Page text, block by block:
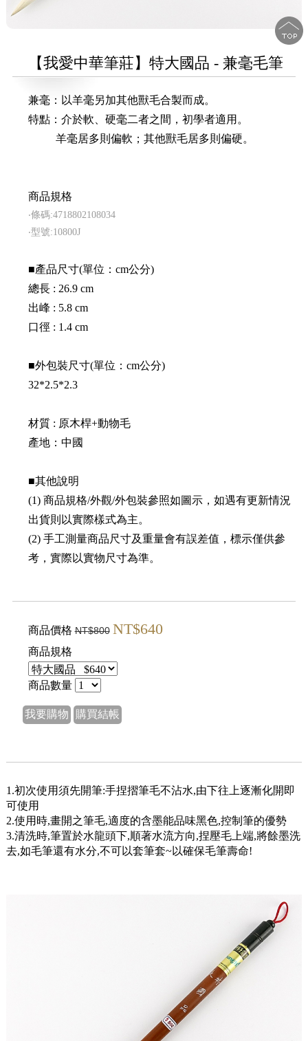
【我愛中華筆莊】特大國品 - 兼毫毛筆
兼毫：以羊毫另加其他獸毛合製而成。
特點：介於軟、硬毫二者之間，初學者適用。
羊毫居多則偏軟；其他獸毛居多則偏硬。
商品規格
‧條碼:4718802108034
‧型號:10800J
■產品尺寸(單位：cm公分)
總長 : 26.9 cm
出峰 : 5.8 cm
口徑 : 1.4 cm
■外包裝尺寸(單位：cm公分)
32*2.5*2.3
材質 : 原木桿+動物毛
產地：中國
■其他說明
(1) 商品規格/外觀/外包裝參照如圖示，如遇有更新情況
出貨則以實際樣式為主。
(2) 手工測量商品尺寸及重量會有誤差值，標示僅供參
考，實際以實物尺寸為準。
商品價格NT$800 NT$640
商品規格
商品數量
我要購物 購買結帳
1.初次使用須先開筆:手捏摺筆毛不沾水,由下往上逐漸化開即
可使用
2.使用時,畫開之筆毛,適度的含墨能品味黑色,控制筆的優勢
3.清洗時,筆置於水龍頭下,順著水流方向,捏壓毛上端,將餘墨洗
去,如毛筆還有水分,不可以套筆套~以確保毛筆壽命!